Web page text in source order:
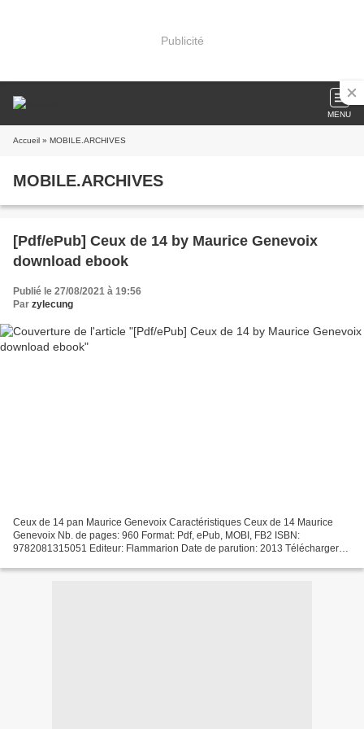
Publicité
MENU
Accueil » MOBILE.ARCHIVES
MOBILE.ARCHIVES
[Pdf/ePub] Ceux de 14 by Maurice Genevoix
download ebook
Publié le 27/08/2021 à 19:56
Par zylecung
Ceux de 14 pan Maurice Genevoix Caractéristiques Ceux de 14 Maurice
Genevoix Nb. de pages: 960 Format: Pdf, ePub, MOBI, FB2 ISBN:
9782081315051 Editeur: Flammarion Date de parution: 2013 Télécharger